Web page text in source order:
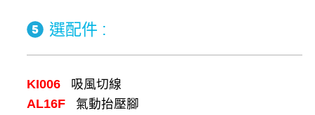
選配件 :
KI006
吸風切線
AL16F 氣動抬壓腳